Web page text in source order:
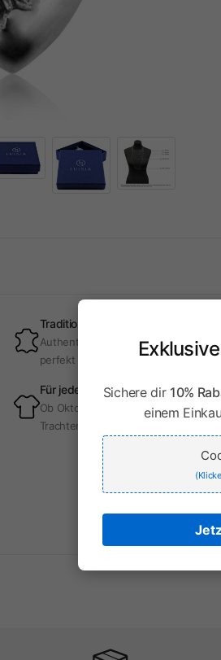
Tradition & Moderne
Authentische Trachten mit
perfekt für jeden Anlass.
Für jeden Anlass
Ob Oktoberfest, Hochzeit oder
Trachten sind vielseitig tragbar.
Sichere dir 10%
einem